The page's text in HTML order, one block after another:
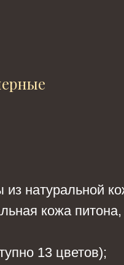
натуральной
кожа
13 цветов);